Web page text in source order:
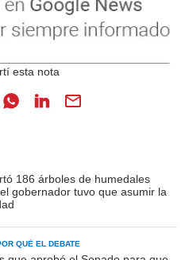
186 árboles de humedales
gobernador tuvo que asumir la
QUÉ EL DEBATE